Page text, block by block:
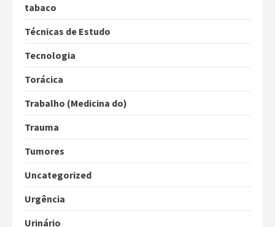
tabaco
Técnicas de Estudo
Tecnologia
Torácica
Trabalho (Medicina do)
Trauma
Tumores
Uncategorized
Urgência
Urinário